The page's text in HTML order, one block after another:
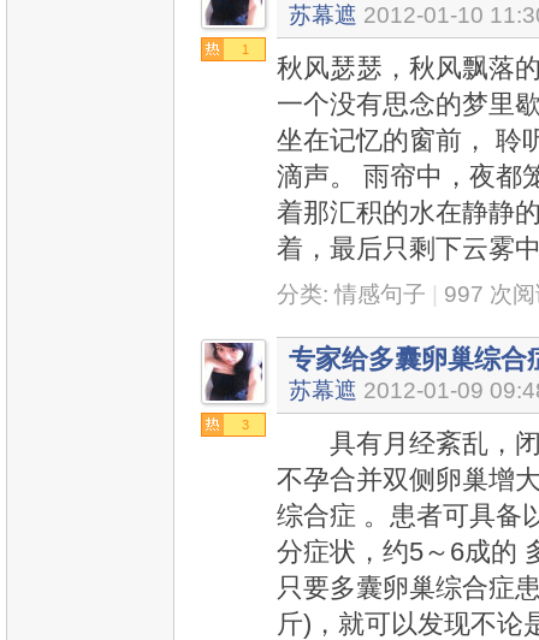
1
苏幕遮 2012-01-10
秋风瑟瑟，秋风飘落
一个没有思念的梦里
坐在记忆的窗前， 聆
滴声。 雨帘中，夜都
着那汇积的水在静静
着，最后只剩下云雾
分类:情感句子 997 次
3
专家给多囊卵巢综合
苏幕遮 2012-01-09
具有月经紊乱，闭
不孕合并双侧卵巢增
综合症 。患者可具备
分症状，约5～6成的
只要多囊卵巢综合症
斤)，就可以发现不论